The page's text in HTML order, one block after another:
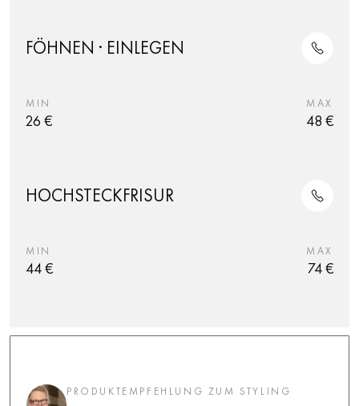
FÖHNEN · EINLEGEN
MIN
26 €
MAX
48 €
HOCHSTECKFRISUR
MIN
44 €
MAX
74 €
PRODUKTEMPFEHLUNG ZUM STYLING